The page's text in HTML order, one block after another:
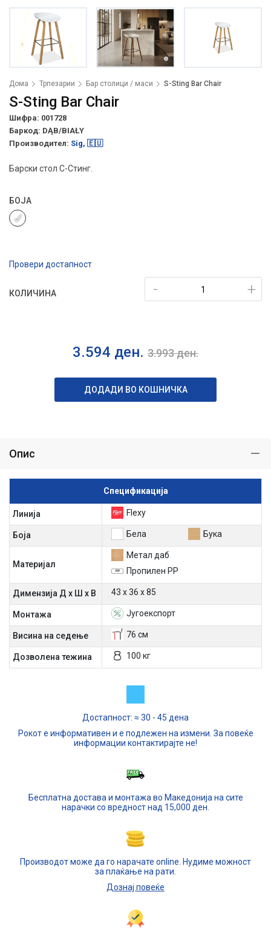
Дома Трпезарии Бар столици / маси S-Sting Bar Chair
S-Sting Bar Chair
Шифра: 001728
Баркод: DĄB/BIAŁY
Производител: Sig, 🇪🇺
Барски стол С-Стинг.
БОЈА
Провери достапност
КОЛИЧИНА +
-
3.594 ден. 3.993ден.
ДОДАДИ ВО КОШНИЧКА
Опис
Спецификација
Линија Flexy
Боја Бела Бука
Материјал
Метал даб
Пропилен PP
Димензија Д х Ш х В 43 х 36 х 85
Mонтажа Југоекспорт
Висина на седење 76 см
Дозволена тежина 100 кг
Достапност: ≈ 30 - 45 дена
Рокот е информативен и е подлежен на измени. За повеќе
информации контактирајте не!
Бесплатна достава и монтажа во Македонија на сите
нарачки со вредност над 15,000 ден.
Производот може да го нарачате online. Нудиме можност
за плаќање на рати.
Дознај повеќе